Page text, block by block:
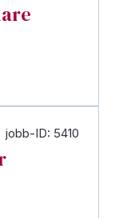
jobb-ID: 5410